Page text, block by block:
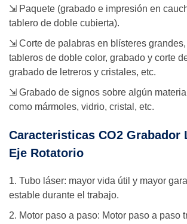
⇲ Paquete (grabado e impresión en
tablero de doble cubierta).
⇲ Corte de palabras en blísteres
tableros de doble color, grabado y corte
grabado de letreros y cristales, etc.
⇲ Grabado de signos sobre algún
como mármoles, vidrio, cristal, etc.
Caracteristicas CO2 Grabador
Eje Rotatorio
1. Tubo láser: mayor vida útil y mayor
estable durante el trabajo.
2. Motor paso a paso: Motor paso a paso